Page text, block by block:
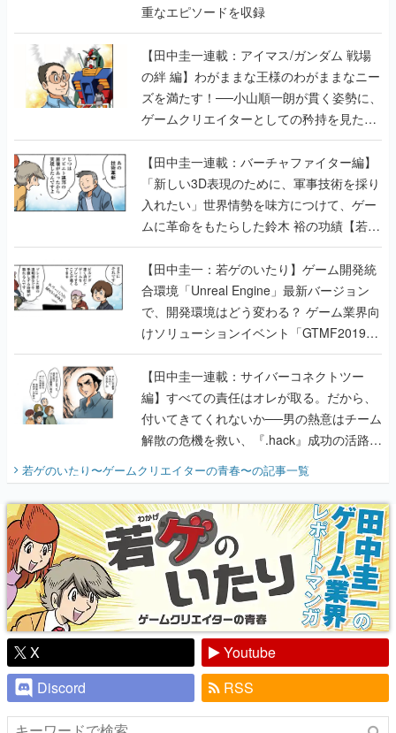
重なエピソードを収録
【田中圭一連載：アイマス/ガンダム 戦場
の絆 編】わがままな王様のわがままなニー
ズを満たす！──小山順一朗が貫く姿勢に、
ゲームクリエイターとしての矜持を見た
【若ゲのいたり最終回】
【田中圭一連載：バーチャファイター編】
「新しい3D表現のために、軍事技術を採り
入れたい」世界情勢を味方につけて、ゲー
ムに革命をもたらした鈴木 裕の功績【若ゲ
のいたり】
【田中圭一：若ゲのいたり】ゲーム開発統
合環境「Unreal Engine」最新バージョン
で、開発環境はどう変わる？ ゲーム業界向
けソリューションイベント「GTMF2019」
に行って、より理解を深めよう【PR】
【田中圭一連載：サイバーコネクトツー
編】すべての責任はオレが取る。だから、
付いてきてくれないか──男の熱意はチーム
解散の危機を救い、『.hack』成功の活路を
『少年ジャンプ』色だった【若ゲのいた
り】
若ゲのいたり〜ゲームクリエイターの青春〜の記事一覧
X
Youtube
Discord
RSS